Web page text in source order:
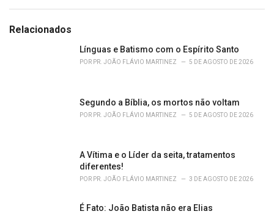
e
Relacionados
Línguas e Batismo com o Espírito Santo
POR PR. JOÃO FLÁVIO MARTINEZ 5 DE AGOSTO DE 2026
Segundo a Bíblia, os mortos não voltam
POR PR. JOÃO FLÁVIO MARTINEZ 5 DE AGOSTO DE 2026
A Vítima e o Líder da seita, tratamentos
diferentes!
POR PR. JOÃO FLÁVIO MARTINEZ 3 DE AGOSTO DE 2026
É Fato: João Batista não era Elias